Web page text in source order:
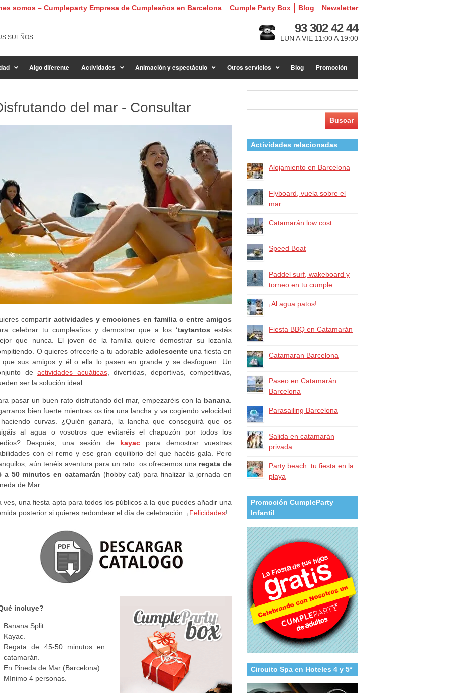
Newsletter
Blog
Cumple Party Box
somos – Cumpleparty Empresa de Cumpleaños en Barcelona
SUEÑOS
93 302 42 44
LUN A VIE 11:00 A 19:00
Algo diferente Actividades Animación y espectáculo Otros servicios Blog Promoción
del mar - Consultar
compartiractividades y emociones en familia o entre amigos
celebrar tu cumpleaños y demostrar que a los ‘taytantos estás
que nunca. El joven de la familia quiere demostrar su lozanía
O quieres ofrecerle a tu adorable adolescenteuna fiesta en
que sus amigos y él o ella lo pasen en grande y se desfoguen. Un
de actividades acuáticas, divertidas, deportivas, competitivas,
ser la solución ideal.
pasar un buen rato disfrutando del mar, empezaréis con la banana
bien fuerte mientras os tira una lancha y va cogiendo velocidad
curvas. ¿Quién ganará, la lancha que conseguirá que os
al agua o vosotros que evitaréis el chapuzón por todos los
Después, una sesión de kayacpara demostrar vuestras
con el remo y ese gran equilibrio del que hacéis gala. Pero
aún tenéis aventura para un rato: os ofrecemos una regata de
a 50 minutos en catamarán (hobby cat) para finalizar la jornada en
de Mar.
ves, una fiesta apta para todos los públicos a la que puedes añadir una
posterior si quieres redondear el día de celebración. ¡Felicidades!
incluye?
Banana Split.
Kayac.
Regata de 45-50 minutos en
catamarán.
En Pineda de Mar (Barcelona).
Mínimo 4 personas.
Actividades relacionadas
Alojamiento en Barcelona
Flyboard, vuela sobre el
mar
Catamarán low cost
Speed Boat
Paddel surf, wakeboard y
torneo en tu cumple
¡Al agua patos!
Fiesta BBQ en Catamarán
Catamaran Barcelona
Paseo en Catamarán
Barcelona
Parasailing Barcelona
Salida en catamarán
privada
Party beach: tu fiesta en la
playa
Promoción CumpleParty
Infantil
Circuito Spa en Hoteles 4 y 5*